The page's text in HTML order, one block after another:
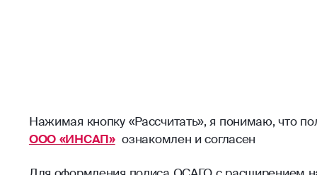
Нажимая кнопку «Рассчитать», я понимаю, что
ООО «ИНСАП» ознакомлен и согласен